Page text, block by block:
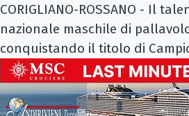
CORIGLIANO-ROSSANO - Il
nazionale maschile di
conquistando il titolo di